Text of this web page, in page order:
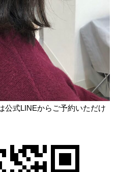
公式LINEからご予約いただけ